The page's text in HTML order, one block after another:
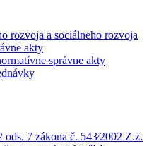
rozvoja a sociálneho rozvoja
akty
správne akty
7 zákona č. 543⁄2002 Z.z.